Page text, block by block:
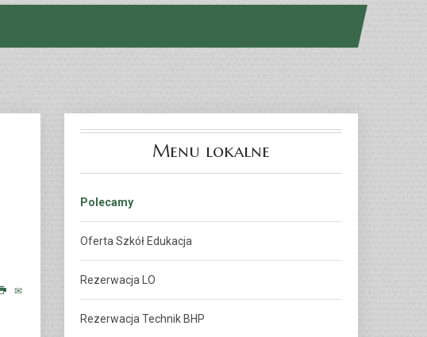
Menu lokalne
Polecamy
Oferta Szkół Edukacja
Rezerwacja LO
Rezerwacja Technik BHP